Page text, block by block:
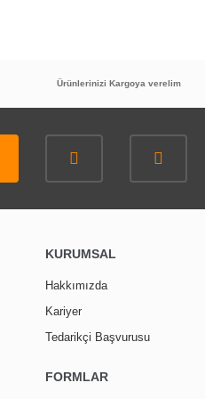
Ürünlerinizi Kargoya verelim
KURUMSAL
Hakkımızda
Kariyer
Tedarikçi Başvurusu
FORMLAR